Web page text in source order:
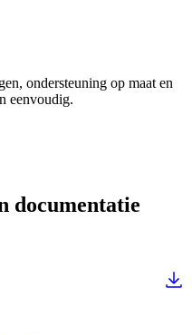
ondersteuning op maat en
eenvoudig.
documentatie